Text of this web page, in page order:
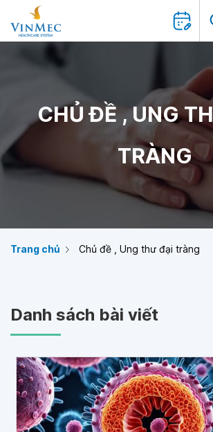
CHỦ ĐỀ , UNG
TRÀNG
Trang chủ Chủ đề , Ung thư đại tràng
Danh sách bài viết